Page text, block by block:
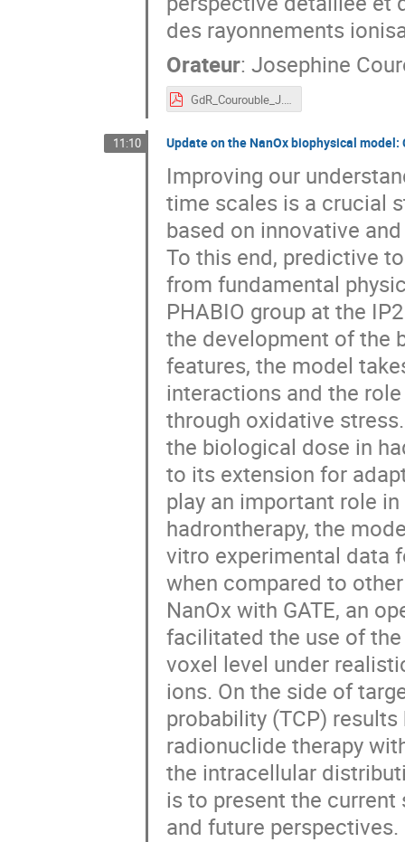
des rayonnements
Orateur: Josephine
GdR_Courouble_J.pdf
11:10 Update on the NanOx biophysical
Improving our
time scales is a crucial
based on innovative
To this end, predictive
from fundamental
PHABIO group at the
the development of the
features, the model
interactions and the
through oxidative
the biological dose in
to its extension for
play an important role
hadrontherapy, the
vitro experimental data
when compared to
NanOx with GATE, an
facilitated the use of
voxel level under
ions. On the side of
probability (TCP)
radionuclide therapy
the intracellular
is to present the
and future perspectives.